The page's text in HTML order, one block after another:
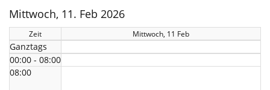
Mittwoch, 11. Feb 2026
Zeit Mittwoch, 11 Feb
Ganztags
00:00 - 08:00
08:00